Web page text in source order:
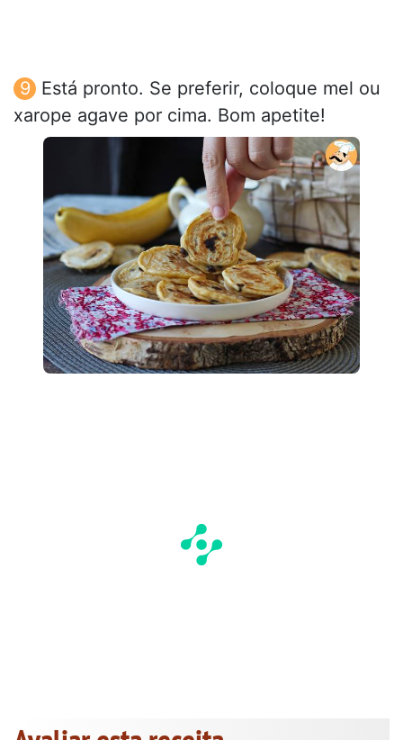
Está pronto. Se preferir, coloque mel ou
xarope agave por cima. Bom apetite!